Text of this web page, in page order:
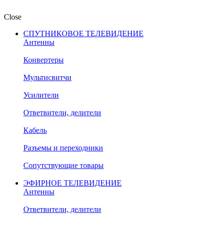
Close
СПУТНИКОВОЕ ТЕЛЕВИДЕНИЕ
Антенны
Конвертеры
Мультисвитчи
Усилители
Ответвители, делители
Кабель
Разъемы и переходники
Сопутствующие товары
ЭФИРНОЕ ТЕЛЕВИДЕНИЕ
Антенны
Ответвители, делители